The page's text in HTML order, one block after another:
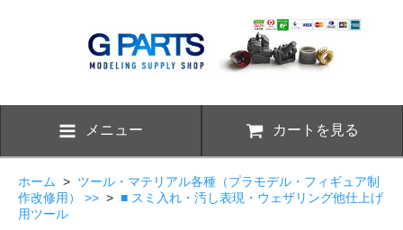
メニュー カートを見る
ホーム > ツール・マテリアル各種（プラモデル・フィギュア制
作改修用） >> > ■ スミ入れ・汚し表現・ウェザリング他仕上げ
用ツール